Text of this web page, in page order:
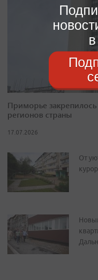
Приморье закрепилось
регионов страны
17.07.2026
От